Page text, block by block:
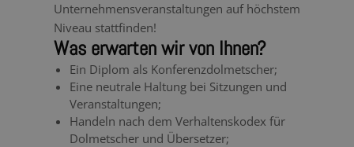
Unternehmensveranstaltungen auf höchstem
Niveau stattfinden!
Was erwarten wir von Ihnen?
Ein Diplom als Konferenzdolmetscher;
Eine neutrale Haltung bei Sitzungen und
Veranstaltungen;
Handeln nach dem Verhaltenskodex für
Dolmetscher und Übersetzer;